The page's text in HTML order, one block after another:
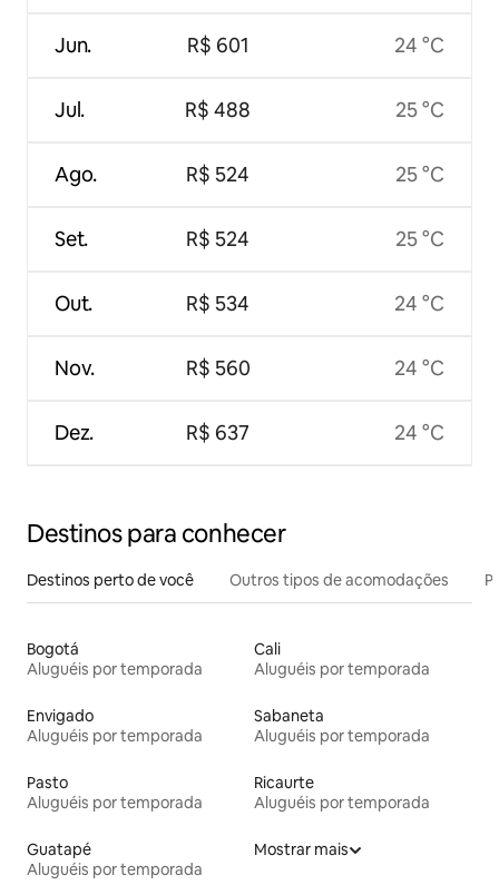
Jun.
Jul.
Ago.
Set.
Out.
Nov.
Dez.
R$ 601
R$ 488
R$ 524
R$ 524
R$ 534
R$ 560
R$ 637
24 °C
25 °C
25 °C
25 °C
24 °C
24 °C
24 °C
Destinos para conhecer
Destinos perto de você Outros tipos de acomodações
Bogotá
Aluguéis por temporada
Cali
Aluguéis por temporada
Envigado
Aluguéis por temporada
Sabaneta
Aluguéis por temporada
Pasto
Aluguéis por temporada
Ricaurte
Aluguéis por temporada
Guatapé
Aluguéis por temporada
Mostrar mais